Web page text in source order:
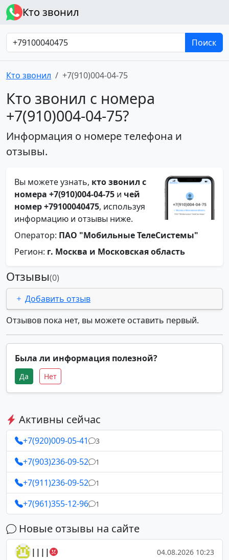
Кто звонил
Поиск
Кто звонил +7(910)004-04-75
Кто звонил с номера
+7(910)004-04-75?
Информация о номере телефона и
отзывы.
Вы можете узнать, кто звонил с
номера +7(910)004-04-75 и чей
номер +79100040475, используя
информацию и отзывы ниже.
Оператор: ПАО "Мобильные ТелеСистемы"
Регион: г. Москва и Московская область
Отзывы(0)
Добавить отзыв
Отзывов пока нет, вы можете оставить первый.
Была ли информация полезной?
Да Нет
Активны сейчас
+7(920)009-05-41 3
+7(903)236-09-52 1
+7(911)236-09-52 1
+7(961)355-12-96 1
Новые отзывы на сайте
|||| 04.08.2026 10:23